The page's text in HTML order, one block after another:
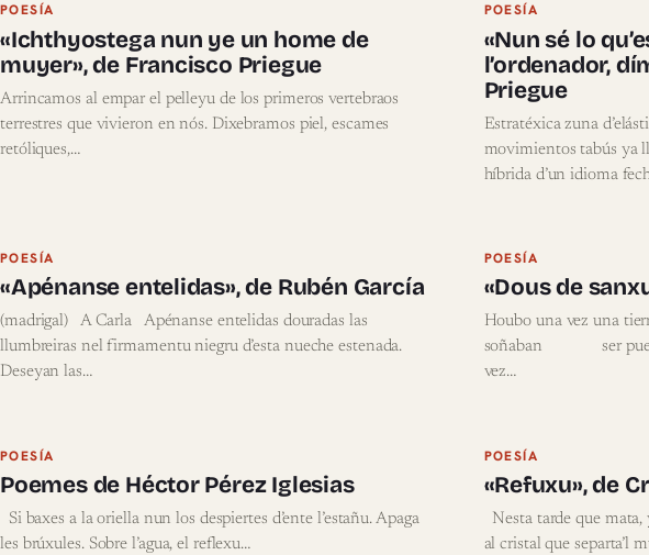
POESÍA
«Ichthyostega nun ye un home de
muyer», de Francisco Priegue
Arrincamos al empar el pelleyu de los primeros vertebraos
terrestres que vivieron en nós. Dixebramos piel, escames
retóliques,…
POESÍA
«Nun sé lo
l’ordenador,
Priegue
Estratéxica zuna
movimientos tabús ya
híbrida d’un idioma
POESÍA
«Apénanse entelidas», de Rubén García
(madrigal) A Carla Apénanse entelidas douradas las
llumbreiras nel firmamentu niegru d’esta nueche estenada.
Deseyan las…
POESÍA
«Dous de
Houbo una vez una
soñaban ser
vez…
POESÍA
Poemes de Héctor Pérez Iglesias
Si baxes a la oriella nun los despiertes d’ente l’estañu. Apaga
les brúxules. Sobre l’agua, el reflexu…
POESÍA
«Refuxu», de
Nesta tarde que mata,
al cristal que separta’l